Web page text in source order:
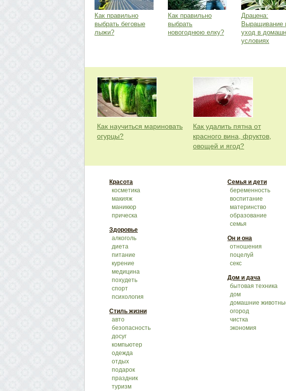
Как правильно
выбрать беговые
лыжи?
Как правильно
выбрать
новогоднюю елку?
Драцена:
Выращивание
уход в
условиях
Как научиться мариновать
огурцы?
Как удалить пятна от
красного вина, фруктов,
овощей и ягод?
Красота
косметика
макияж
маникюр
прическа
Здоровье
алкоголь
диета
питание
курение
медицина
похудеть
спорт
психология
Стиль жизни
авто
безопасность
досуг
компьютер
одежда
отдых
подарок
праздник
туризм
Семья и дети
беременность
воспитание
материнство
образование
семья
Он и она
отношения
поцелуй
секс
Дом и дача
бытовая техника
дом
домашние
огород
чистка
экономия